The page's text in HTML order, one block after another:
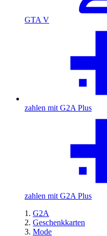
GTA V
zahlen mit G2A Plus
zahlen mit G2A Plus
G2A
Geschenkkarten
Mode